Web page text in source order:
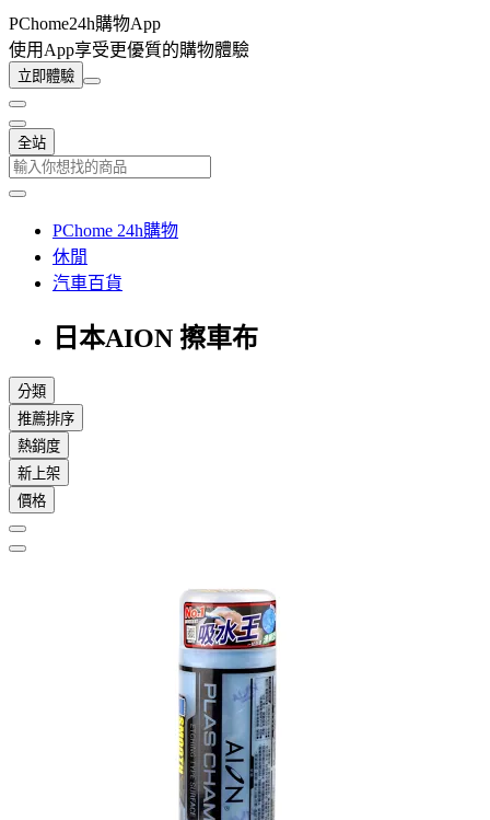
PChome24h購物App
使用App享受更優質的購物體驗
立即體驗
全站
PChome 24h購物
休閒
汽車百貨
日本AION 擦車布
分類
推薦排序
熱銷度
新上架
價格